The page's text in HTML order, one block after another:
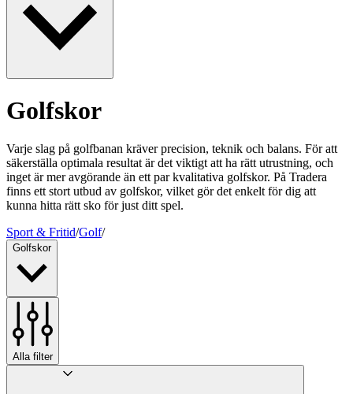
Golfskor
Varje slag på golfbanan kräver precision, teknik och balans. För att
säkerställa optimala resultat är det viktigt att ha rätt utrustning, och
inget är mer avgörande än ett par kvalitativa golfskor. På Tradera
finns ett stort utbud av golfskor, vilket gör det enkelt för dig att
kunna hitta rätt sko för just ditt spel.
Sport & Fritid/Golf/
Golfskor
Alla filter